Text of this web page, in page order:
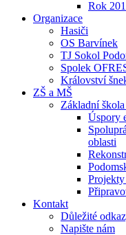
Rok
Organizace
Hasiči
OS Barvínek
TJ Sokol
Spolek
Království
ZŠ a MŠ
Základní
Úspory
oblasti
Kontakt
Důležité
Napište nám